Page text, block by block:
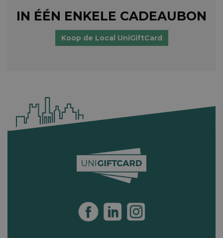
IN ÉÉN ENKELE CADEAUBON
Koop de Local UniGiftCard